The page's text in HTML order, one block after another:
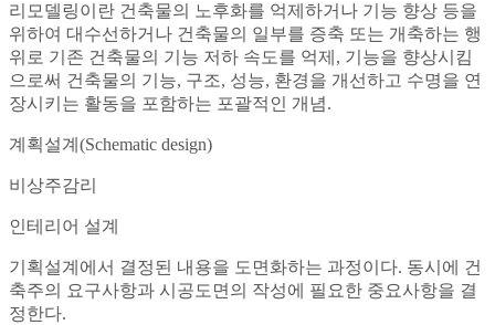
리모델링이란 건축물의 노후화를 억제하거나 기능 향상 등을
위하여 대수선하거나 건축물의 일부를 증축 또는 개축하는 행
위로 기존 건축물의 기능 저하 속도를 억제, 기능을 향상시킴
으로써 건축물의 기능, 구조, 성능, 환경을 개선하고 수명을 연
장시키는 활동을 포함하는 포괄적인 개념.
계획설계(Schematic design)
비상주감리
인테리어 설계
기획설계에서 결정된 내용을 도면화하는 과정이다. 동시에 건
축주의 요구사항과 시공도면의 작성에 필요한 중요사항을 결
정한다.